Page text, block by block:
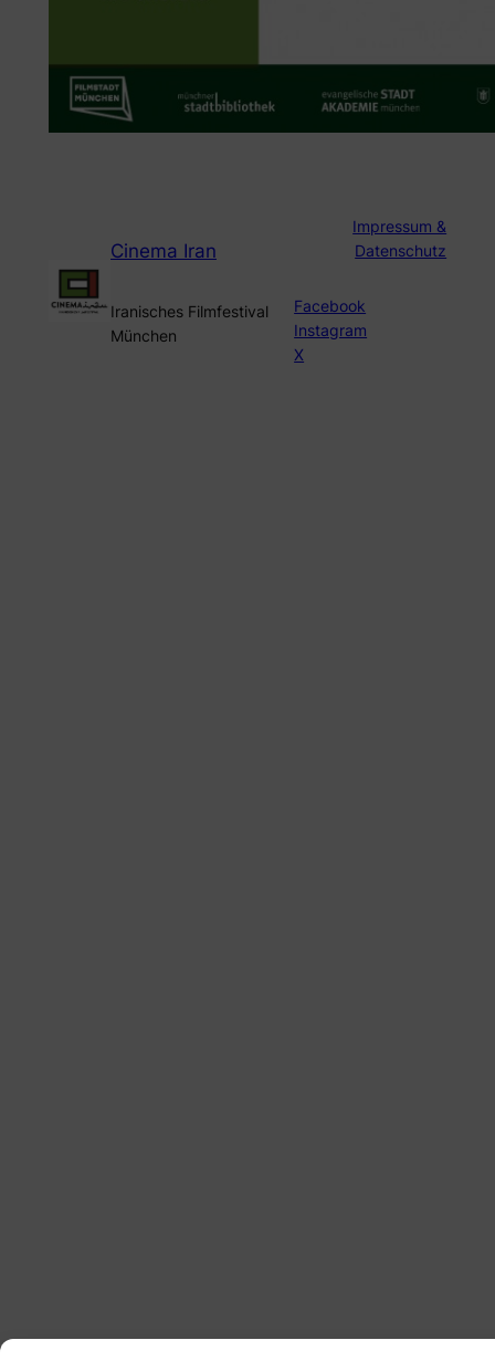
Cinema Iran
Iranisches Filmfestival
München
Impressum &
Datenschutz
Facebook
Instagram
X